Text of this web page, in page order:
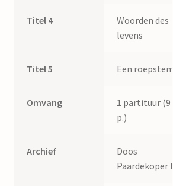
Titel 4
Woorden des
levens
Titel 5 Een roepstem
Omvang
1 partituur (9
p.)
Archief
Doos
Paardekoper I.